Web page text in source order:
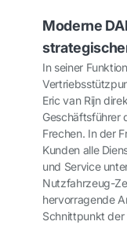
Moderne
In seiner
Eric van Rijn
Geschäftsführer
Frechen. In der
Kunden alle
und Service
Nutzfahrzeug-
hervorragende
Schnittpunkt